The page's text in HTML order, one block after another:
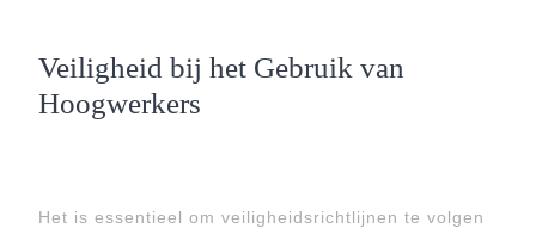
Veiligheid bij het Gebruik van
Hoogwerkers
Het is essentieel om veiligheidsrichtlijnen te volgen